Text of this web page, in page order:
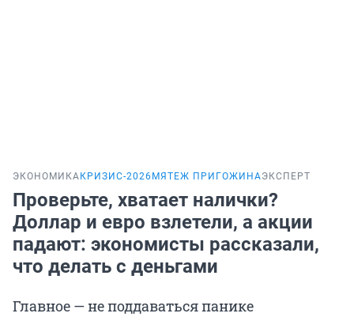
ЭКОНОМИКА КРИЗИС-2026 МЯТЕЖ ПРИГОЖИНАЭКСПЕРТ
Проверьте, хватает налички?
Доллар и евро взлетели, а акции
падают: экономисты рассказали,
что делать с деньгами
Главное — не поддаваться панике